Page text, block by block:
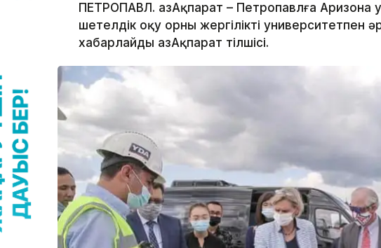
ПЕТРОПАВЛ. ҚазАқпарат – Петропавлға Аризона
шетелдік оқу орны жергілікті университетпен
хабарлайды ҚазАқпарат тілшісі.